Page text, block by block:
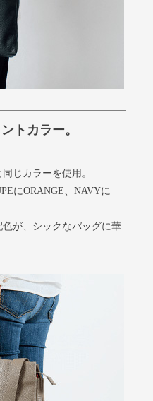
トカラー。
じカラーを使用。
にORANGE、NAVYに
が、シックなバッグに華